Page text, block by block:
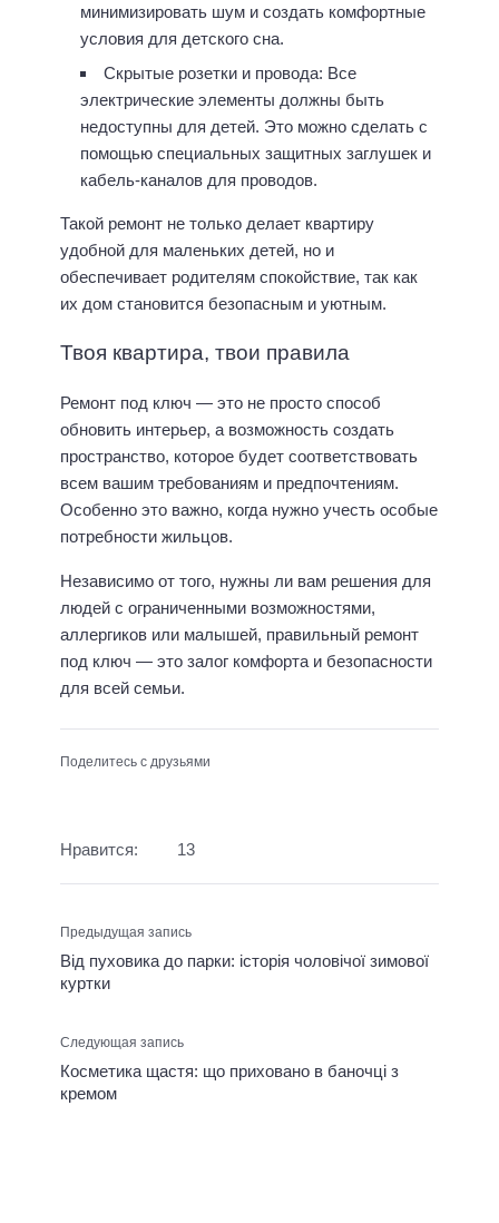
минимизировать шум и создать комфортные
условия для детского сна.
Скрытые розетки и провода: Все
электрические элементы должны быть
недоступны для детей. Это можно сделать с
помощью специальных защитных заглушек и
кабель-каналов для проводов.
Такой ремонт не только делает квартиру
удобной для маленьких детей, но и
обеспечивает родителям спокойствие, так как
их дом становится безопасным и уютным.
Твоя квартира, твои правила
Ремонт под ключ — это не просто способ
обновить интерьер, а возможность создать
пространство, которое будет соответствовать
всем вашим требованиям и предпочтениям.
Особенно это важно, когда нужно учесть особые
потребности жильцов.
Независимо от того, нужны ли вам решения для
людей с ограниченными возможностями,
аллергиков или малышей, правильный ремонт
под ключ — это залог комфорта и безопасности
для всей семьи.
Поделитесь с друзьями
Нравится: 13
Предыдущая запись
Від пуховика до парки: історія чоловічої зимової
куртки
Следующая запись
Косметика щастя: що приховано в баночці з
кремом